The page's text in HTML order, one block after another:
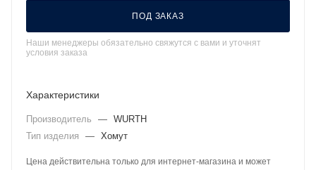
ПОД ЗАКАЗ
Наши менеджеры обязательно свяжутся с вами и уточнят
условия заказа
Характеристики
Производитель — WURTH
Тип изделия
— Хомут
Цена действительна только для интернет-магазина и может